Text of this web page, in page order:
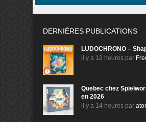
DERNIÈRES PUBLICATIONS
LUDOCHRONO –
il y a 12 heures par
Quebec chez
en 2026
il y a 14 heures par